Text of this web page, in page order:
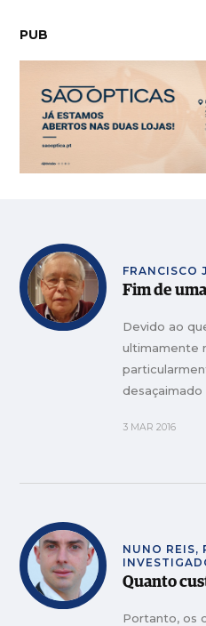
PUB
MAIS
Faleceu António Vieira
VISTAS
Em Angola há 17 anos, Ana
MAIS VISTAS
FRANCISCO
Fim de
Devido ao
ultimamente
será o
3 MAR 2016
NUNO REIS,
Quanto
Portanto, os